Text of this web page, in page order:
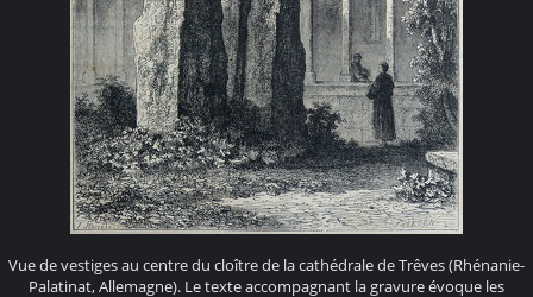
Vue de vestiges au centre du cloître de la cathédrale de Trêves (Rhénanie-
Palatinat, Allemagne). Le texte accompagnant la gravure évoque les